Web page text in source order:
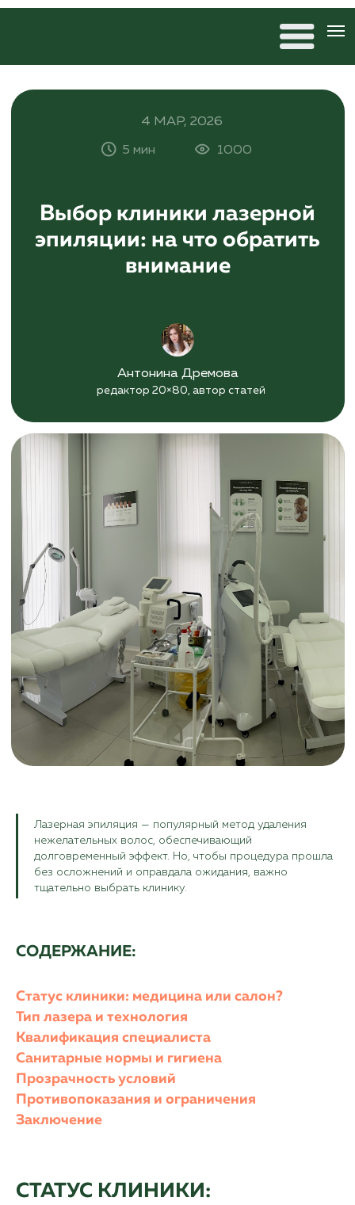
Выбор клиники лазерной
Антонина Дремова
Лазерная эпиляция — популярный метод удаления
нежелательных волос, обеспечивающий
долговременный эффект. Но, чтобы процедура прошла
без осложнений и оправдала ожидания, важно
тщательно выбрать клинику.
СОДЕРЖАНИЕ:
Статус клиники: медицина или салон?
Тип лазера и технология
Квалификация специалиста
Санитарные нормы и гигиена
Прозрачность условий
Противопоказания и ограничения
Заключение
СТАТУС КЛИНИКИ: